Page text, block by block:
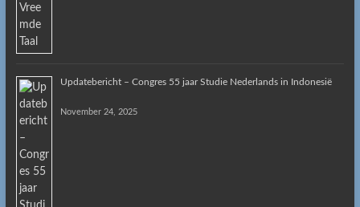
Updatebericht – Congres 55 jaar Studie Nederlands in Indonesië
November 24, 2025